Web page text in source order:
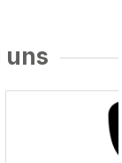
uns